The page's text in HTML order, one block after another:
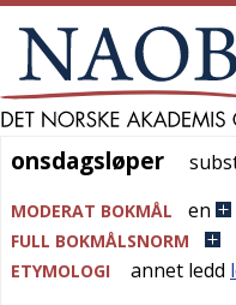
onsdagsløper
MODERAT BOKMÅL en
FULL BOKMÅLSNORM
ETYMOLOGI
annet ledd